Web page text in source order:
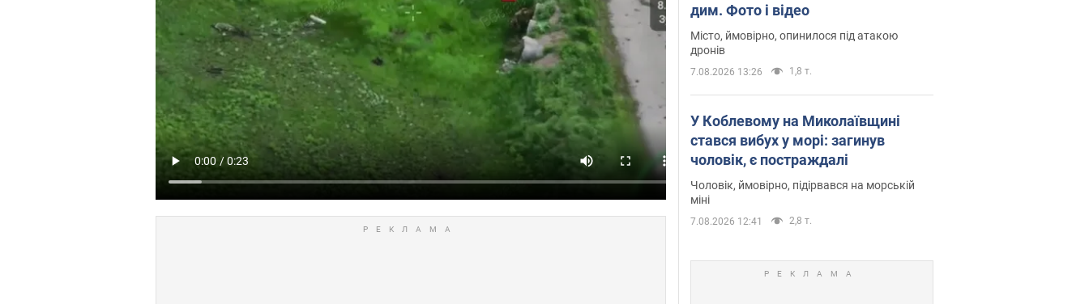
дим. Фото і відео
Місто, ймовірно, опинилося під атакою
дронів
7.08.2026 13:26 1,8 т.
У Коблевому на Миколаївщині
стався вибух у морі: загинув
чоловік, є постраждалі
Чоловік, ймовірно, підірвався на морській
міні
7.08.2026 12:41 2,8 т.